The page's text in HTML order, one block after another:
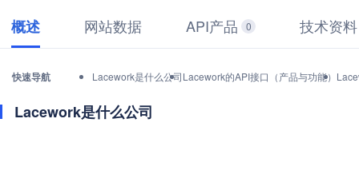
概述 网站数据 API产品 0 技术资料
快速导航 Lacework是什么公司Lacework的API接口（产品与功能）
Lacework是什么公司